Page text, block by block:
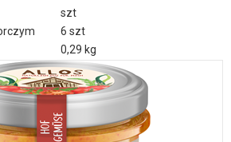
szt
6 szt
0,29 kg